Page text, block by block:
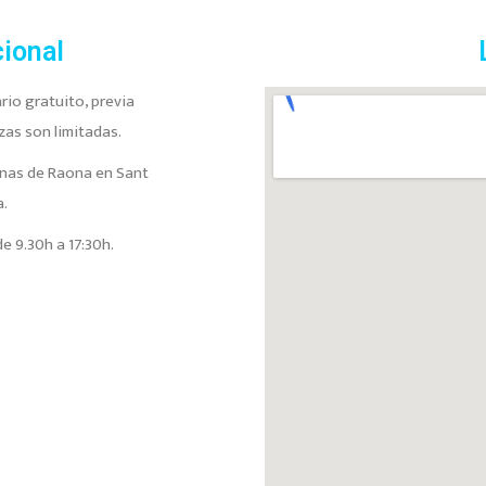
gratuito, previa
son limitadas.
de Raona en Sant
9.30h a 17:30h.